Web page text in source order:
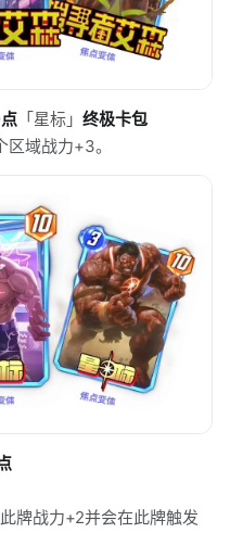
「星标」 终极卡包
域战力+3。
牌战力+2并会在此牌触发